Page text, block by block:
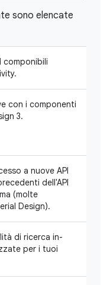
sono elencate
componibili
con i componenti
3.
a nuove API
dell'API
(molte
Design).
di ricerca in-
per i tuoi